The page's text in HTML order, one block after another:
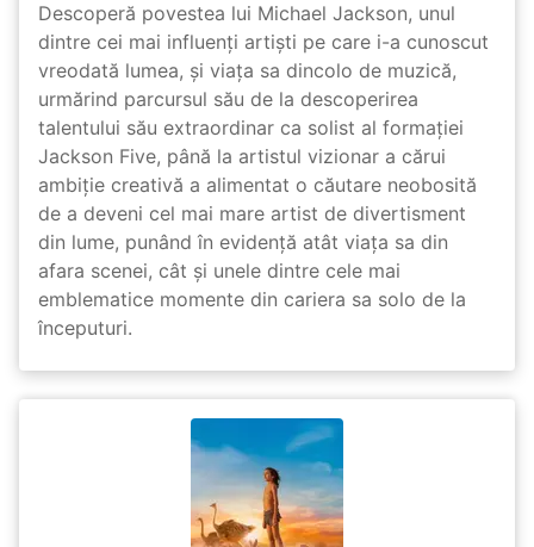
Descoperă povestea lui Michael Jackson, unul
dintre cei mai influenți artiști pe care i-a cunoscut
vreodată lumea, și viața sa dincolo de muzică,
urmărind parcursul său de la descoperirea
talentului său extraordinar ca solist al formației
Jackson Five, până la artistul vizionar a cărui
ambiție creativă a alimentat o căutare neobosită
de a deveni cel mai mare artist de divertisment
din lume, punând în evidență atât viața sa din
afara scenei, cât și unele dintre cele mai
emblematice momente din cariera sa solo de la
începuturi.